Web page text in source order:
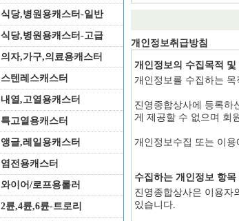
식당,병원용캐스터-일반
식당,병원용캐스터-고급
의자,가구,의료용캐스터
스텐레스캐스터
내열,고열용캐스터
특고열용캐스터
앵글,레일용캐스터
염전용캐스터
와이어/로프용롤러
2륜,4륜,6륜-트로리
개인정보취급방침
개인정보의 수집목적 및
개인정보를 수집하는
진영종합상사에 등록하
게 제공할 수 없으며 회
개인정보수집 또는 이
수집하는 개인정보 항목
진영종합상사은 이용자
있습니다.